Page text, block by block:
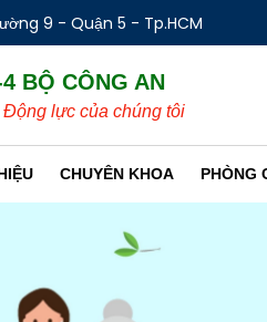
9 - Quận 5 - Tp.HCM
BỘ CÔNG AN
lực của chúng tôi
CHUYÊN KHOA PHÒNG